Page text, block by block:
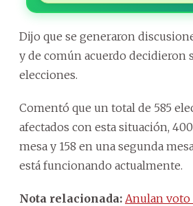
Dijo que se generaron
y de común acuerdo decidieron
elecciones.
Comentó que un total de 585
afectados con esta situación,
mesa y 158 en una segunda
está funcionando actualmente.
Nota relacionada: Anulan voto